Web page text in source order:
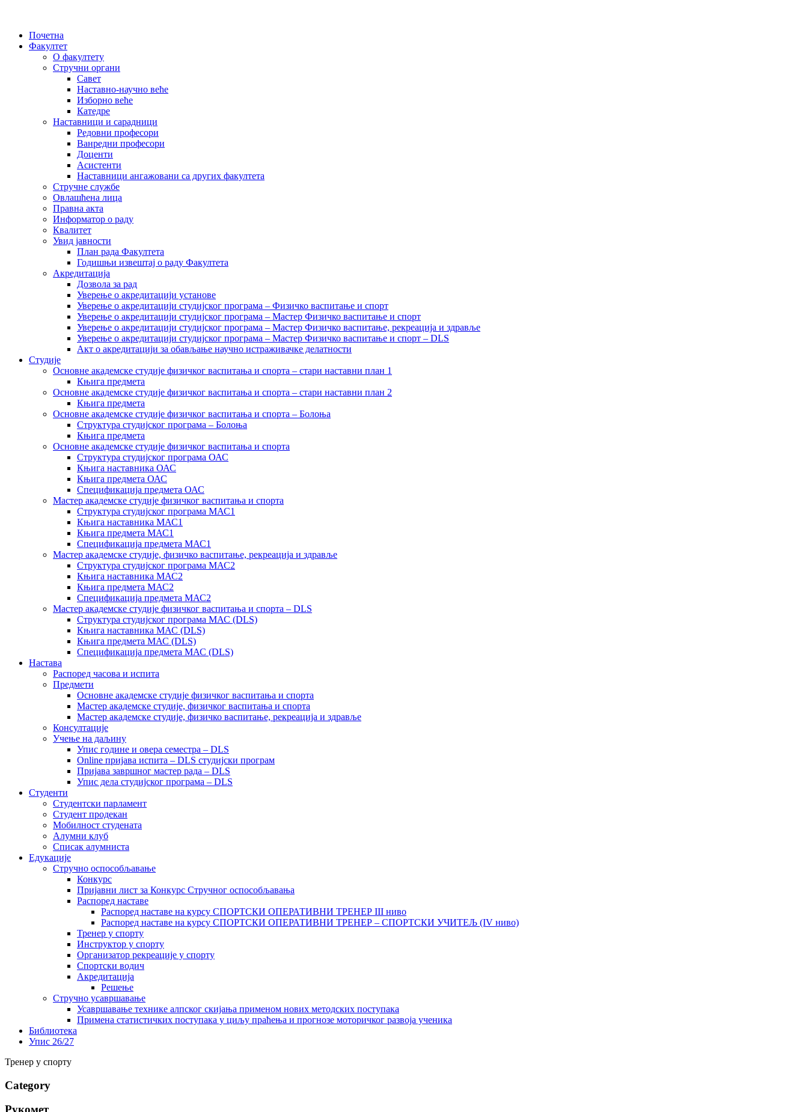
Почетна
Факултет
О факултету
Стручни органи
Савет
Наставно-научно веће
Изборно веће
Катедре
Наставници и сарадници
Редовни професори
Ванредни професори
Доценти
Асистенти
Наставници ангажовани са других факултета
Стручне службе
Овлашћена лица
Правна акта
Информатор о раду
Квалитет
Увид јавности
План рада Факултета
Годишњи извештај о раду Факултета
Акредитација
Дозвола за рад
Уверење о акредитацији установе
Уверење о акредитацији студијског програма – Физичко васпитање и спорт
Уверење о акредитацији студијског програма – Мастер Физичко васпитање и спорт
Уверење о акредитацији студијског програма – Мастер Физичко васпитање, рекреација и здравље
Уверење о акредитацији студијског програма – Мастер Физичко васпитање и спорт – DLS
Акт о акредитацији за обављање научно истраживачке делатности
Студије
Основне академске студије физичког васпитања и спорта – стари наставни план 1
Књига предмета
Основне академске студије физичког васпитања и спорта – стари наставни план 2
Књига предмета
Основне академске студије физичког васпитања и спорта – Болоња
Структура студијског програма – Болоња
Књига предмета
Основне академске студије физичког васпитања и спорта
Структура студијског програма ОАС
Књига наставника ОАС
Књига предмета ОАС
Спецификација предмета ОАС
Мастер академске студије физичког васпитања и спорта
Структура студијског програма МАС1
Књига наставника МАС1
Књига предмета МАС1
Спецификација предмета МАС1
Мастер академске студије, физичко васпитање, рекреација и здравље
Структура студијског програма МАС2
Књига наставника МАС2
Књига предмета МАС2
Спецификација предмета МАС2
Мастер академске студије физичког васпитања и спорта – DLS
Структура студијског програма МАС (DLS)
Књига наставника МАС (DLS)
Књига предмета МАС (DLS)
Спецификација предмета МАС (DLS)
Настава
Распоред часова и испита
Предмети
Основне академске студије физичког васпитања и спорта
Мастер академске студије, физичког васпитања и спорта
Мастер академске студије, физичко васпитање, рекреација и здравље
Консултације
Учење на даљину
Упис године и овера семестра – DLS
Online пријава испита – DLS студијски програм
Пријава завршног мастер рада – DLS
Упис дела студијског програма – DLS
Студенти
Студентски парламент
Студент продекан
Мобилност студената
Алумни клуб
Списак алумниста
Едукације
Стручно оспособљавање
Конкурс
Пријавни лист за Конкурс Стручног оспособљавања
Распоред наставе
Распоред наставе на курсу СПОРТСКИ ОПЕРАТИВНИ ТРЕНЕР III ниво
Распоред наставе на курсу СПОРТСКИ ОПЕРАТИВНИ ТРЕНЕР – СПОРТСКИ УЧИТЕЉ (IV ниво)
Тренер у спорту
Инструктор у спорту
Организатор рекреације у спорту
Спортски водич
Акредитација
Решење
Стручно усавршавање
Усавршавање технике алпског скијања применом нових методских поступака
Примена статистичких поступака у циљу праћења и прогнозе моторичког развоја ученика
Библиотека
Упис 26/27
Тренер у спорту
Category